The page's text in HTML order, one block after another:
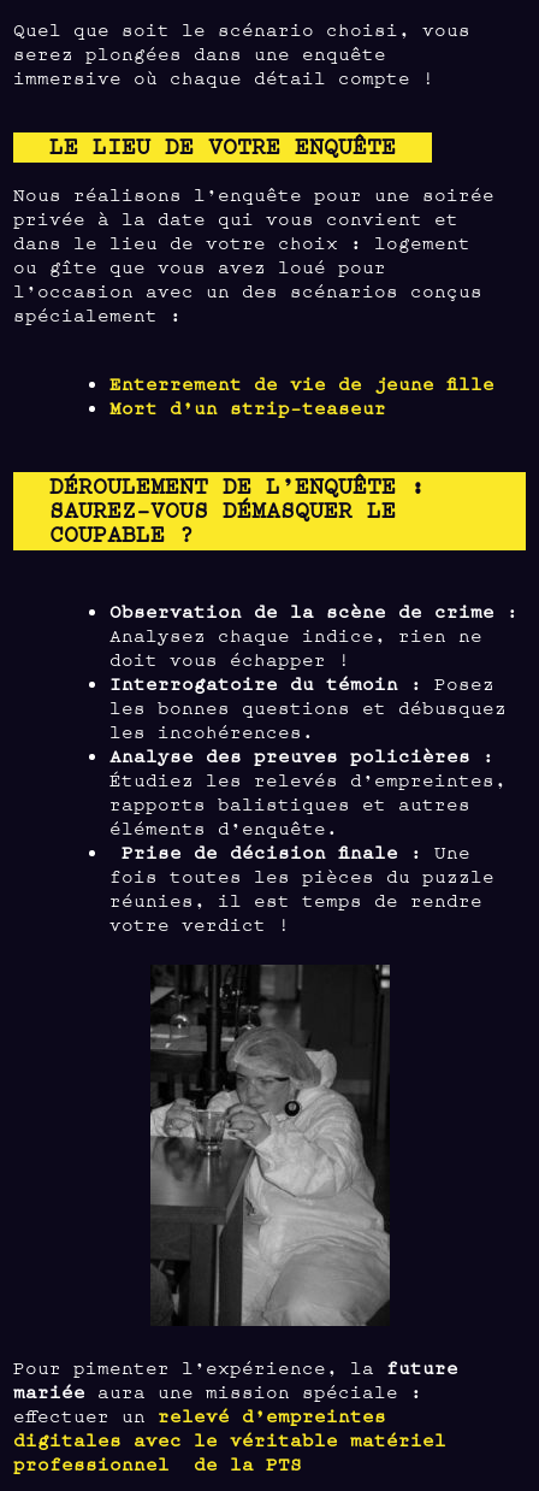
Quel que soit le scénario choisi, vous
serez plongées dans une enquête
immersive où chaque détail compte !
LE LIEU DE VOTRE ENQUÊTE
Nous réalisons l’enquête pour une soirée
privée à la date qui vous convient et
dans le lieu de votre choix : logement
ou gîte que vous avez loué pour
l’occasion avec un des scénarios conçus
spécialement :
Enterrement de vie de jeune fille
Mort d’un strip-teaseur
DÉROULEMENT DE L’ENQUÊTE :
SAUREZ-VOUS DÉMASQUER LE
COUPABLE ?
Observation de la scène de crime :
Analysez chaque indice, rien ne
doit vous échapper !
Interrogatoire du témoin : Posez
les bonnes questions et débusquez
les incohérences.
Analyse des preuves policières :
Étudiez les relevés d’empreintes,
rapports balistiques et autres
éléments d’enquête.
Prise de décision finale : Une
fois toutes les pièces du puzzle
réunies, il est temps de rendre
votre verdict !
Pour pimenter l’expérience, la future
mariée aura une mission spéciale :
effectuer un relevé d’empreintes
digitales avec le véritable matériel
professionnel de la PTS